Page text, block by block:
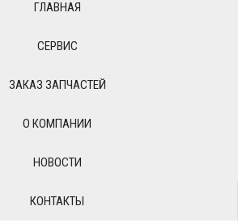
ГЛАВНАЯ
СЕРВИС
ЗАКАЗ ЗАПЧАСТЕЙ
О КОМПАНИИ
НОВОСТИ
КОНТАКТЫ